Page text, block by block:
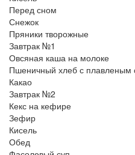
Перед сном
Снежок
Пряники творожные
Завтрак №1
Овсяная каша на молоке
Пшеничный хлеб с плавленым
Какао
Завтрак №2
Кекс на кефире
Зефир
Кисель
Обед